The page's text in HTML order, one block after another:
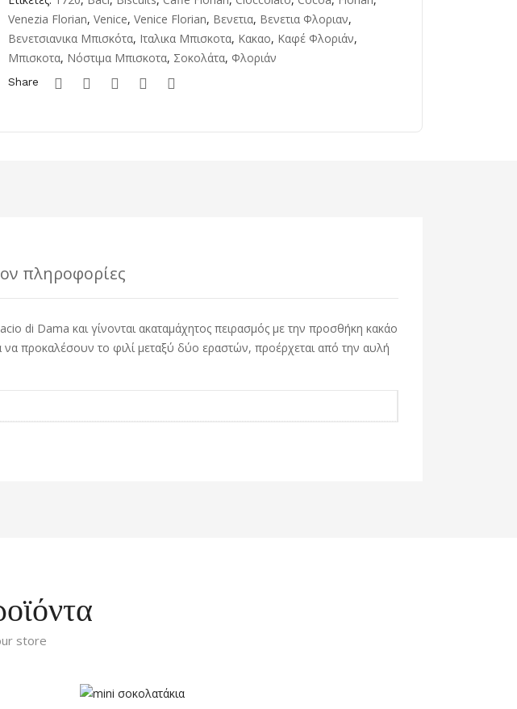
Venezia Florian, Venice, Venice Florian, Βενετια, Βενετια Φλοριαν,
Βενετσιανικα Μπισκότα, Ιταλικα Μπισκοτα, Κακαο, Καφέ Φλοριάν,
Μπισκοτα, Νόστιμα Μπισκοτα, Σοκολάτα, Φλοριάν
Share
πληροφορίες
di Dama και γίνονται ακαταμάχητος πειρασμός με την προσθήκη κακάο
να προκαλέσουν το φιλί μεταξύ δύο εραστών, προέρχεται από την αυλή
store